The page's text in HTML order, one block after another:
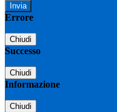
Errore
Chiudi
Successo
Chiudi
Informazione
Chiudi